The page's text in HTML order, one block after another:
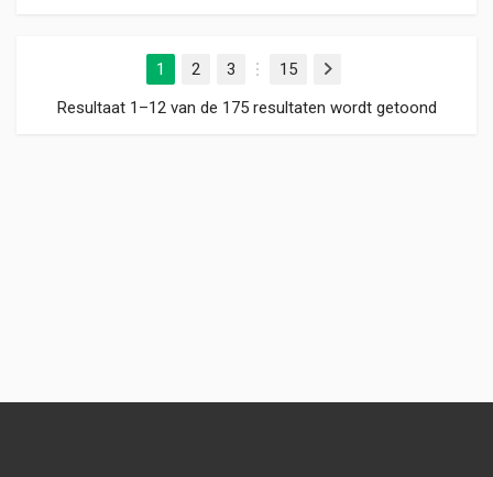
1 2 3
…
15
Volgende
Resultaat 1–12 van de 175 resultaten wordt getoond